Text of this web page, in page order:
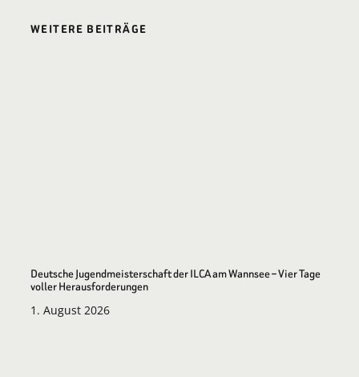
WEITERE BEITRÄGE
Deutsche Jugendmeisterschaft der ILCA am Wannsee – Vier Tage
voller Herausforderungen
1. August 2026